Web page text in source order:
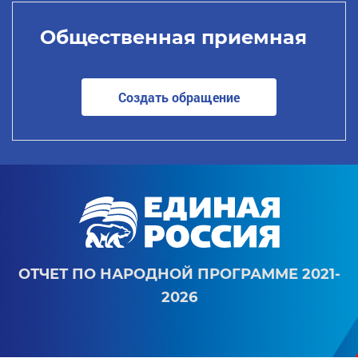
Общественная приемная
Создать обращение
ОТЧЕТ ПО НАРОДНОЙ ПРОГРАММЕ 2021-
2026